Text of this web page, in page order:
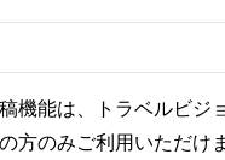
機能は、トラベルビジ
方のみご利用いただけ